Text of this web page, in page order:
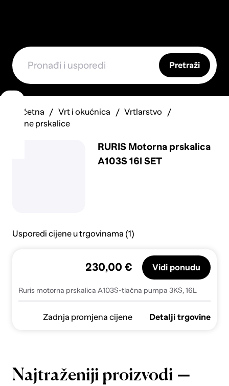
Pretraži
Početna Vrt i okućnica
Vrtlarstvo
Vrtne prskalice
RURIS Motorna prskalica
A103S 16l SET
Usporedi cijene u trgovinama (1)
Ruris motorna prskalica A103S-tlačna pumpa 3KS, 16L
230,00 € Vidi ponudu
Zadnja promjena cijene Detalji trgovine
Najtraženiji proizvodi —